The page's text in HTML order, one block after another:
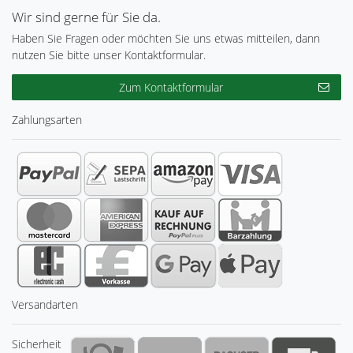
Wir sind gerne für Sie da.
Haben Sie Fragen oder möchten Sie uns etwas mitteilen, dann
nutzen Sie bitte unser Kontaktformular.
Zum Kontaktformular
Zahlungsarten
Versandarten
Sicherheit